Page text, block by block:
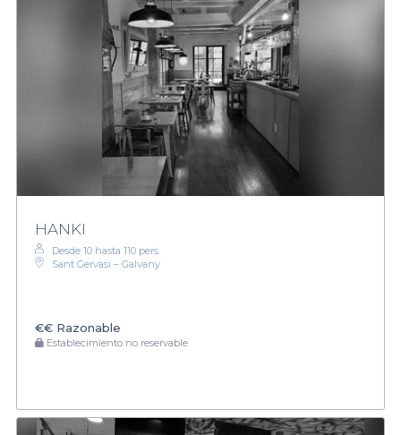
HANKI
Desde 10 hasta 110 pers.
Sant Gervasi – Galvany
€€ Razonable
Establecimiento no reservable